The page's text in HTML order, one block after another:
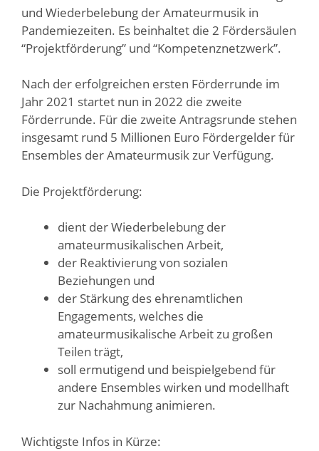
und Wiederbelebung der Amateurmusik in
Pandemiezeiten. Es beinhaltet die 2 Fördersäulen
“Projektförderung” und “Kompetenznetzwerk”.
Nach der erfolgreichen ersten Förderrunde im
Jahr 2021 startet nun in 2022 die zweite
Förderrunde. Für die zweite Antragsrunde stehen
insgesamt rund 5 Millionen Euro Fördergelder für
Ensembles der Amateurmusik zur Verfügung.
Die Projektförderung:
dient der Wiederbelebung der
amateurmusikalischen Arbeit,
der Reaktivierung von sozialen
Beziehungen und
der Stärkung des ehrenamtlichen
Engagements, welches die
amateurmusikalische Arbeit zu großen
Teilen trägt,
soll ermutigend und beispielgebend für
andere Ensembles wirken und modellhaft
zur Nachahmung animieren.
Wichtigste Infos in Kürze: